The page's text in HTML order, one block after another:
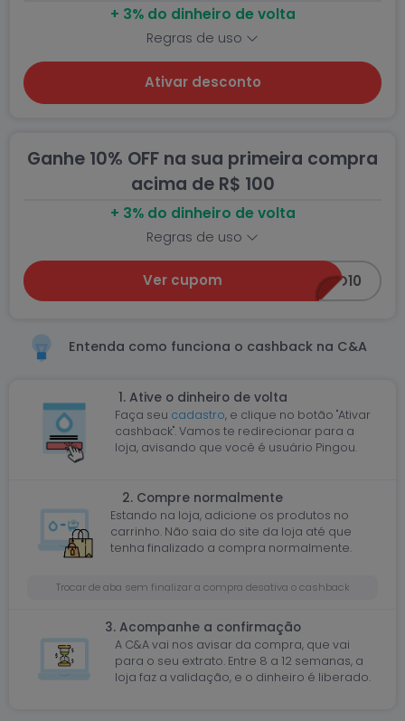
+ 3% do dinheiro de volta
Regras de uso
Ativar desconto
Ganhe 10% OFF na sua primeira compra
acima de R$ 100
+ 3% do dinheiro de volta
Regras de uso
Ver cupom BEMVINDO10
Entenda como funciona o cashback na C&A
1. Ative o dinheiro de volta
Faça seu cadastro, e clique no botão "Ativar
cashback". Vamos te redirecionar para a
loja, avisando que você é usuário Pingou.
2. Compre normalmente
Estando na loja, adicione os produtos no
carrinho. Não saia do site da loja até que
tenha finalizado a compra normalmente.
Trocar de aba sem finalizar a compra desativa o cashback
3. Acompanhe a confirmação
A C&A vai nos avisar da compra, que vai
para o seu extrato. Entre 8 a 12 semanas, a
loja faz a validação, e o dinheiro é liberado.